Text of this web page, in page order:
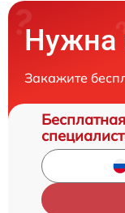
Нужна
Закажите